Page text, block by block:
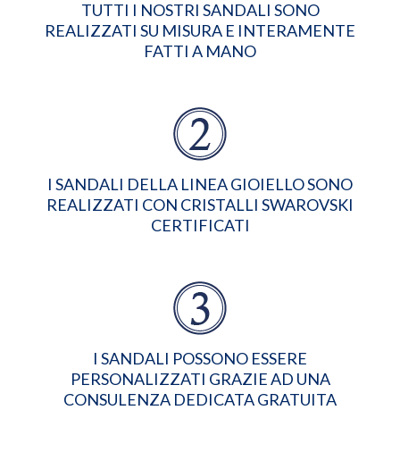
TUTTI I NOSTRI SANDALI SONO
REALIZZATI SU MISURA E INTERAMENTE
FATTI A MANO
I SANDALI DELLA LINEA GIOIELLO SONO
REALIZZATI CON CRISTALLI SWAROVSKI
CERTIFICATI
I SANDALI POSSONO ESSERE
PERSONALIZZATI GRAZIE AD UNA
CONSULENZA DEDICATA GRATUITA